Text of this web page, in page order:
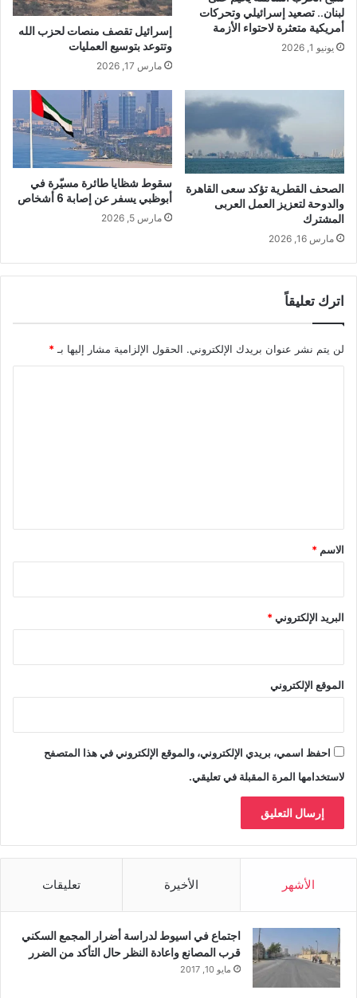
لبنان.. تصعيد إسرائيلي وتحركات
أمريكية متعثرة لاحتواء الأزمة
يونيو 1, 2026
إسرائيل تقصف منصات لحزب الله
وتتوعد بتوسيع العمليات
مارس 17, 2026
الصحف القطرية تؤكد سعى القاهرة
والدوحة لتعزيز العمل العربى
المشترك
مارس 16, 2026
سقوط شظايا طائرة مسيّرة في
أبوظبي يسفر عن إصابة 6 أشخاص
مارس 5, 2026
اترك تعليقاً
لن يتم نشر عنوان بريدك الإلكتروني. الحقول الإلزامية مشار إليها بـ*
*
الاسم *
البريد الإلكتروني*
الموقع الإلكتروني
احفظ اسمي، بريدي الإلكتروني، والموقع الإلكتروني في هذا المتصفح
لاستخدامها المرة المقبلة في تعليقي.
الأشهر الأخيرة تعليقات
اجتماع في اسيوط لدراسة أضرار المجمع السكني
قرب المصانع واعادة النظر حال التأكد من الضرر
مايو 10, 2017